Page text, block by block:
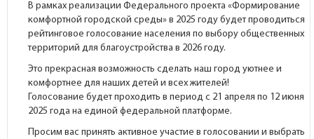
В рамках реализации Федерального проекта «Формирование
комфортной городской среды» в 2025 году будет проводиться
рейтинговое голосование населения по выбору общественных
территорий для благоустройства в 2026 году.
Это прекрасная возможность сделать наш город уютнее и
комфортнее для наших детей и всех жителей!
Голосование будет проходить в период с 21 апреля по 12 июня
2025 года на единой федеральной платформе.
Просим вас принять активное участие в голосовании и выбрать